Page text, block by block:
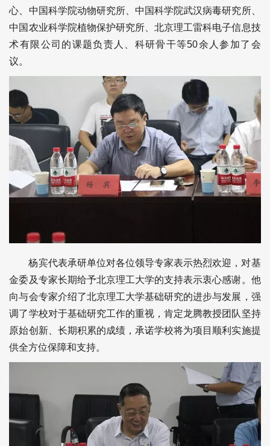
心、中国科学院动物研究所、中国科学院武汉病毒研究所、
中国农业科学院植物保护研究所、北京理工雷科电子信息技
术有限公司的课题负责人、科研骨干等50余人参加了会
议。
杨宾代表承研单位对各位领导专家表示热烈欢迎，对基
金委及专家长期给予北京理工大学的支持表示衷心感谢。他
向与会专家介绍了北京理工大学基础研究的进步与发展，强
调了学校对于基础研究工作的重视，肯定龙腾教授团队坚持
原始创新、长期积累的成绩，承诺学校将为项目顺利实施提
供全方位保障和支持。